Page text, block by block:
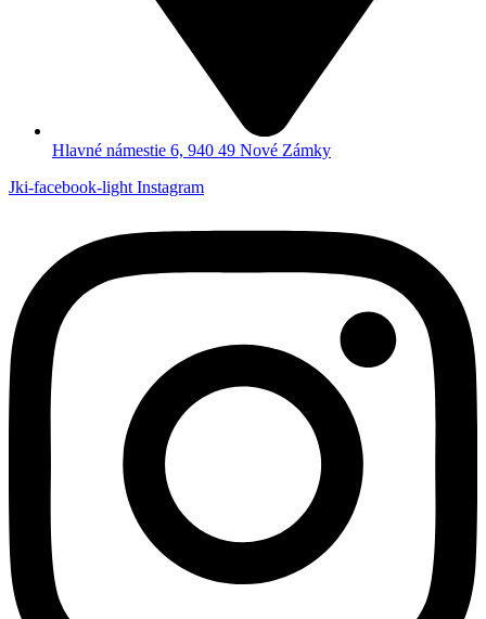
Hlavné námestie 6, 940 49 Nové Zámky
Jki-facebook-light Instagram